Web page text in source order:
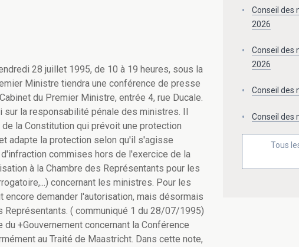
28 juillet 1995, de 10 à 19 heures, sous la
Ministre tiendra une conférence de presse
du Premier Ministre, entrée 4, rue Ducale.
la responsabilité pénale des ministres. Il
la Constitution qui prévoit une protection
adapte la protection selon qu'il s'agisse
commises hors de l'exercice de la
à la Chambre des Représentants pour les
concernant les ministres. Pour les
demander l'autorisation, mais désormais
Représentants. ( communiqué 1 du 28/07/1995)
+Gouvernement concernant la Conférence
au Traité de Maastricht. Dans cette note,
Conseil des
2026
Conseil des
2026
Conseil des
Conseil des
Tous